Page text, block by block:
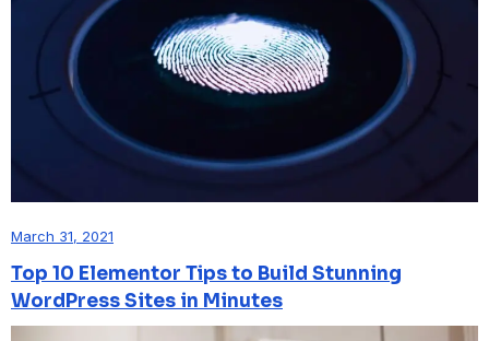
March 31, 2021
Top 10 Elementor Tips to Build Stunning
WordPress Sites in Minutes